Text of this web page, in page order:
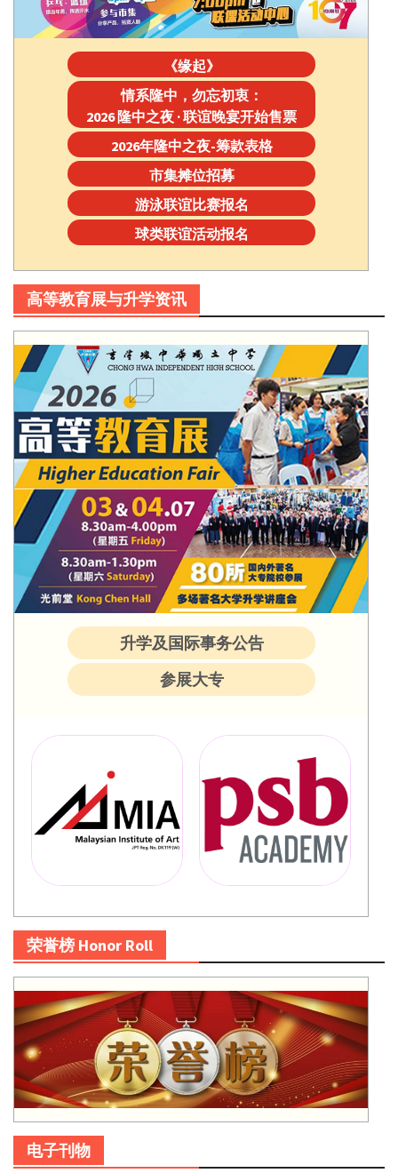
《缘起》
情系隆中，勿忘初衷：
2026 隆中之夜 · 联谊晚宴开始售票
2026年隆中之夜-筹款表格
市集摊位招募
游泳联谊比赛报名
球类联谊活动报名
高等教育展与升学资讯
升学及国际事务公告
参展大专
荣誉榜 Honor Roll
电子刊物